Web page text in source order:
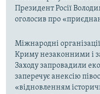
Президент Росії
оголосив про
Міжнародні
Криму незаконними і
Заходу запровадили
заперечує анексію
«відновленням